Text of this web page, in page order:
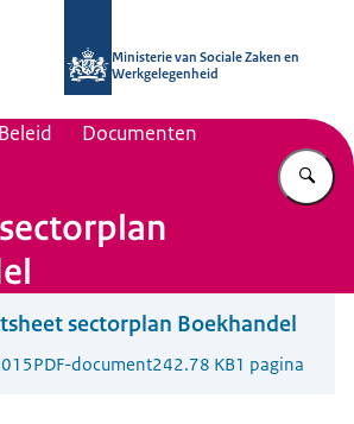
Ministerie van Sociale Zaken en
Werkgelegenheid
Documenten
sectorplan Boekhandel
PDF-document242.78 KB1 pagina